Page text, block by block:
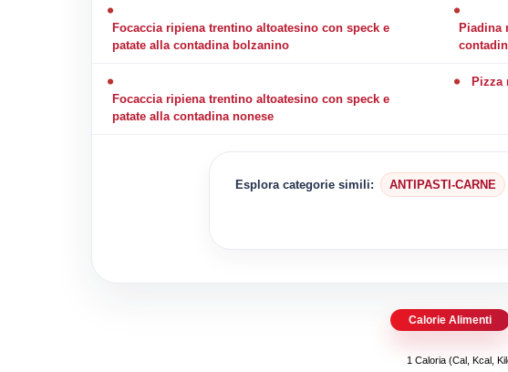
Focaccia ripiena trentino altoatesino con speck e
patate alla contadina bolzanino
Piadina
Focaccia ripiena trentino altoatesino con speck e
patate alla contadina nonese
Pizza
Esplora categorie simili: ANTIPASTI-CARNE
Calorie Alimenti
1 Caloria (Cal, Kcal,